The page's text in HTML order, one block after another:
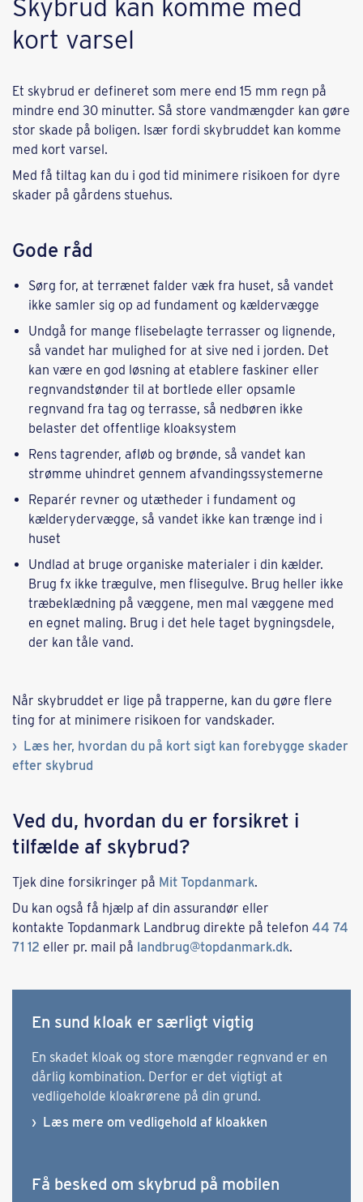
Skybrud kan komme med
kort varsel
Et skybrud er defineret som mere end 15 mm regn på
mindre end 30 minutter. Så store vandmængder kan gøre
stor skade på boligen. Især fordi skybruddet kan komme
med kort varsel.
Med få tiltag kan du i god tid minimere risikoen for dyre
skader på gårdens stuehus.
Gode råd
Sørg for, at terrænet falder væk fra huset, så vandet
ikke samler sig op ad fundament og kældervægge
Undgå for mange flisebelagte terrasser og lignende,
så vandet har mulighed for at sive ned i jorden. Det
kan være en god løsning at etablere faskiner eller
regnvandstønder til at bortlede eller opsamle
regnvand fra tag og terrasse, så nedbøren ikke
belaster det offentlige kloaksystem
Rens tagrender, afløb og brønde, så vandet kan
strømme uhindret gennem afvandingssystemerne
Reparér revner og utætheder i fundament og
kælderydervægge, så vandet ikke kan trænge ind i
huset
Undlad at bruge organiske materialer i din kælder.
Brug fx ikke trægulve, men flisegulve. Brug heller ikke
træbeklædning på væggene, men mal væggene med
en egnet maling. Brug i det hele taget bygningsdele,
der kan tåle vand.
Når skybruddet er lige på trapperne, kan du gøre flere
ting for at minimere risikoen for vandskader.
Læs her, hvordan du på kort sigt kan forebygge skader
efter skybrud
Ved du, hvordan du er forsikret i
tilfælde af skybrud?
Tjek dine forsikringer på Mit Topdanmark.
Du kan også få hjælp af din assurandør eller
kontakte Topdanmark Landbrug direkte på telefon 44 74
71 12 eller pr. mail på landbrug@topdanmark.dk.
En sund kloak er særligt vigtig
En skadet kloak og store mængder regnvand er en
dårlig kombination. Derfor er det vigtigt at
vedligeholde kloakrørene på din grund.
Læs mere om vedligehold af kloakken
Få besked om skybrud på mobilen